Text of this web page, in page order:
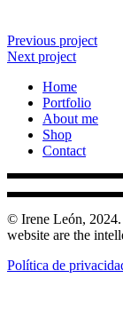
Previous project
Next project
Home
Portfolio
About me
Shop
Contact
© Irene León, 2024.
website are the
Política de